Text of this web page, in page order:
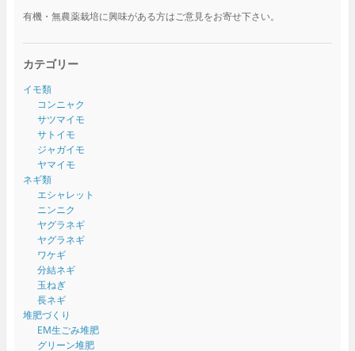
有機・無農薬栽培に興味がある方はご意見をお寄せ下さい。
カテゴリー
イモ類
コンニャク
サツマイモ
サトイモ
ジャガイモ
ヤマイモ
ネギ類
エシャレット
ニンニク
ヤグラネギ
ヤグラネギ
ワケギ
分結ネギ
玉ねぎ
長ネギ
堆肥づくり
EM生ごみ堆肥
グリーン堆肥